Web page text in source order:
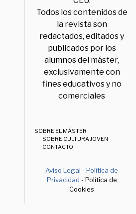
Todos los contenidos de
la revista son
redactados, editados y
publicados por los
alumnos del máster,
exclusivamente con
fines educativos y no
comerciales
SOBRE EL MÁSTER
SOBRE CULTURA JOVEN
CONTACTO
Aviso Legal -Política de
Privacidad - Política de
Cookies